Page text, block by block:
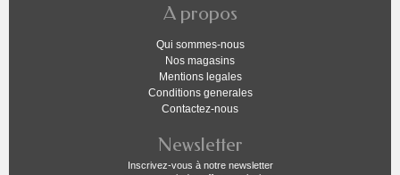
A propos
Qui sommes-nous
Nos magasins
Mentions legales
Conditions generales
Contactez-nous
Newsletter
Inscrivez-vous à notre newsletter